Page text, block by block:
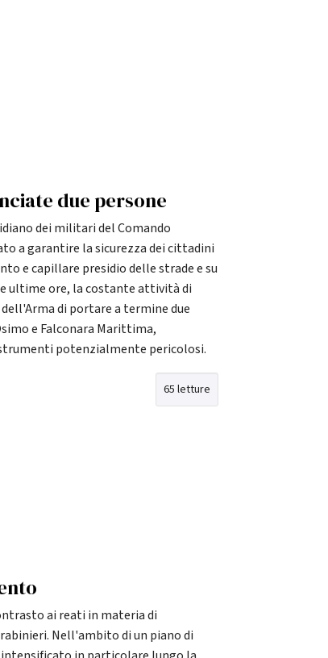
due persone
dei militari del Comando
a garantire la sicurezza dei cittadini
e capillare presidio delle strade e su
ultime ore, la costante attività di
di portare a termine due
e Falconara Marittima,
potenzialmente pericolosi.
65 letture
ai reati in materia di
Nell'ambito di un piano di